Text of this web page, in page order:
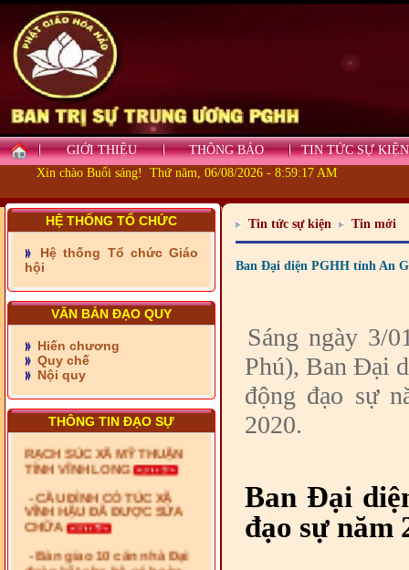
GIỚI THIỆU THÔNG BÁO
TIN TỨC SỰ KIỆN
Xin chào Buổi sáng! Thứ năm, 06/08/2026 - 8:59:18 AM
HỆ THỐNG TỔ CHỨC
Hệ thống Tổ chức Giáo
hội
VĂN BẢN ĐẠO QUY
Hiến chương
Quy chế
Nội quy
THÔNG TIN ĐẠO SỰ
- Những tấm lòng thiện
nguyện vùng biên
- BAN TRỊ SỰ XÃ ĐẠI
PHƯỚC TỈNH ĐỒNG NAI
- Xã Châu Phú khánh
thành cầu Kênh 7 - Nam
kênh Quốc Gia
- Xã Phú Lâm bàn giao 9
căn nhà Đại đoàn kết
- KHỞI CÔNG XÂY CẦU
RẠCH SÚC XÃ MỸ THUẬN
TỈNH VĨNH LONG
- CẦU ĐÌNH CỎ TÚC XÃ
VĨNH HẬU ĐÃ ĐƯỢC SỬA
CHỮA
- Bàn giao 10 căn nhà Đại
đoàn kết cho hộ có hoàn
cảnh khó khăn tại xã Tây
Yên
Tin tức sự kiện Tin mới
Ban Đại diện PGHH tỉnh An
Sáng ngày 3/
Phú), Ban Đại
động đạo sự
2020.
Ban Đại
đạo sự năm